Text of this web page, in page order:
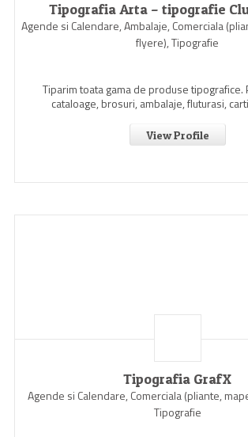
Tipografia Arta – tipografie
Agende si Calendare, Ambalaje, Comerciala
flyere), Tipografie
Tiparim toata gama de produse tipografice.
cataloage, brosuri, ambalaje, fluturasi,
View Profile
Tipografia GrafX
Agende si Calendare, Comerciala (pliante,
Tipografie